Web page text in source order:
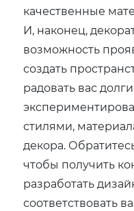
качественные
И, наконец,
возможность
создать
радовать вас
стилями,
декора.
чтобы получить
разработать
соответствовать